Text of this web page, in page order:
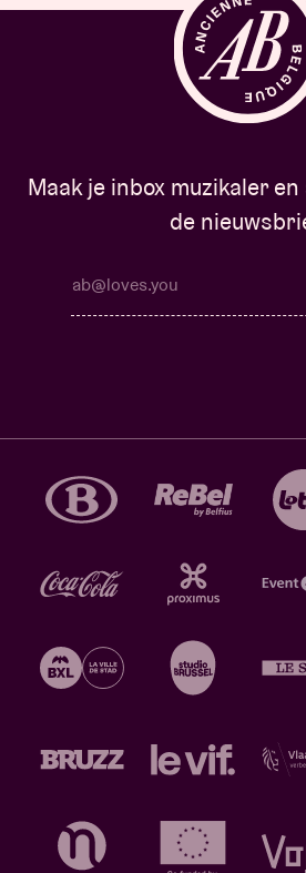
Maak je inbox muzikaler
de